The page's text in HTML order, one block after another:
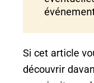
Si cet article
découvrir